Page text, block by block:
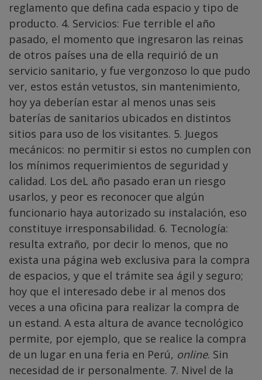
reglamento que defina cada espacio y tipo de
producto. 4. Servicios: Fue terrible el año
pasado, el momento que ingresaron las reinas
de otros países una de ella requirió de un
servicio sanitario, y fue vergonzoso lo que pudo
ver, estos están vetustos, sin mantenimiento,
hoy ya deberían estar al menos unas seis
baterías de sanitarios ubicados en distintos
sitios para uso de los visitantes. 5. Juegos
mecánicos: no permitir si estos no cumplen con
los mínimos requerimientos de seguridad y
calidad. Los deL año pasado eran un riesgo
usarlos, y peor es reconocer que algún
funcionario haya autorizado su instalación, eso
constituye irresponsabilidad. 6. Tecnología:
resulta extraño, por decir lo menos, que no
exista una página web exclusiva para la compra
de espacios, y que el trámite sea ágil y seguro;
hoy que el interesado debe ir al menos dos
veces a una oficina para realizar la compra de
un estand. A esta altura de avance tecnológico
permite, por ejemplo, que se realice la compra
de un lugar en una feria en Perú, online. Sin
necesidad de ir personalmente. 7. Nivel de la